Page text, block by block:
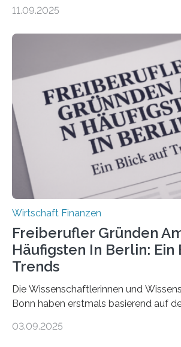
Dr. Matthias Beenken und Prof. Dr.
Bundesverbands Deutscher
durchgeführt haben. Die Studie basiert
Antworten von 1.440 selbstständigen
Versicherungsvertreter*innen und -
Ergebnis: Deutlich mehr als die
über 50 Jahre alt und wird in den
Nachfolgeregelung benötigen. Aber
bereits Regelungen…
11.09.2025
Wirtschaft Finanzen
Freiberufler Gründen
Häufigsten In Berlin: Ein
Trends
Die Wissenschaftlerinnen und
Bonn haben erstmals basierend auf
Landkreise mit den meisten
03.09.2025